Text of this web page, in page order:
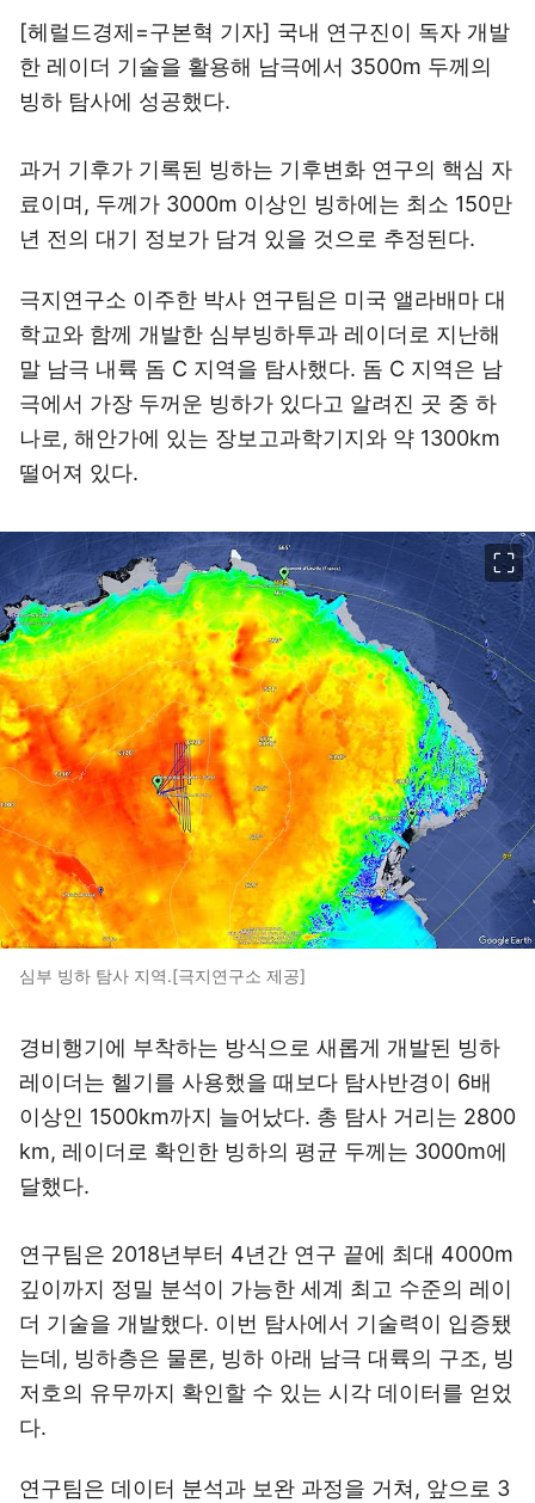
[헤럴드경제=구본혁 기자] 국내 연구진이 독자 개발
한 레이더 기술을 활용해 남극에서 3500m 두께의
빙하 탐사에 성공했다.
과거 기후가 기록된 빙하는 기후변화 연구의 핵심 자
료이며, 두께가 3000m 이상인 빙하에는 최소 150만
년 전의 대기 정보가 담겨 있을 것으로 추정된다.
극지연구소 이주한 박사 연구팀은 미국 앨라배마 대
학교와 함께 개발한 심부빙하투과 레이더로 지난해
말 남극 내륙 돔 C 지역을 탐사했다. 돔 C 지역은 남
극에서 가장 두꺼운 빙하가 있다고 알려진 곳 중 하
나로, 해안가에 있는 장보고과학기지와 약 1300km
떨어져 있다.
심부 빙하 탐사 지역.[극지연구소 제공]
경비행기에 부착하는 방식으로 새롭게 개발된 빙하
레이더는 헬기를 사용했을 때보다 탐사반경이 6배
이상인 1500km까지 늘어났다. 총 탐사 거리는 2800
km, 레이더로 확인한 빙하의 평균 두께는 3000m에
달했다.
연구팀은 2018년부터 4년간 연구 끝에 최대 4000m
깊이까지 정밀 분석이 가능한 세계 최고 수준의 레이
더 기술을 개발했다. 이번 탐사에서 기술력이 입증됐
는데, 빙하층은 물론, 빙하 아래 남극 대륙의 구조, 빙
저호의 유무까지 확인할 수 있는 시각 데이터를 얻었
다.
연구팀은 데이터 분석과 보완 과정을 거쳐, 앞으로 3